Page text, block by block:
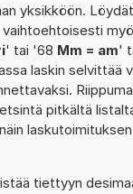
yksikköön.
vaihtoehtoisesti
' tai '68 Mm = am'
laskin selvittää
pitkältä
tiettyyn